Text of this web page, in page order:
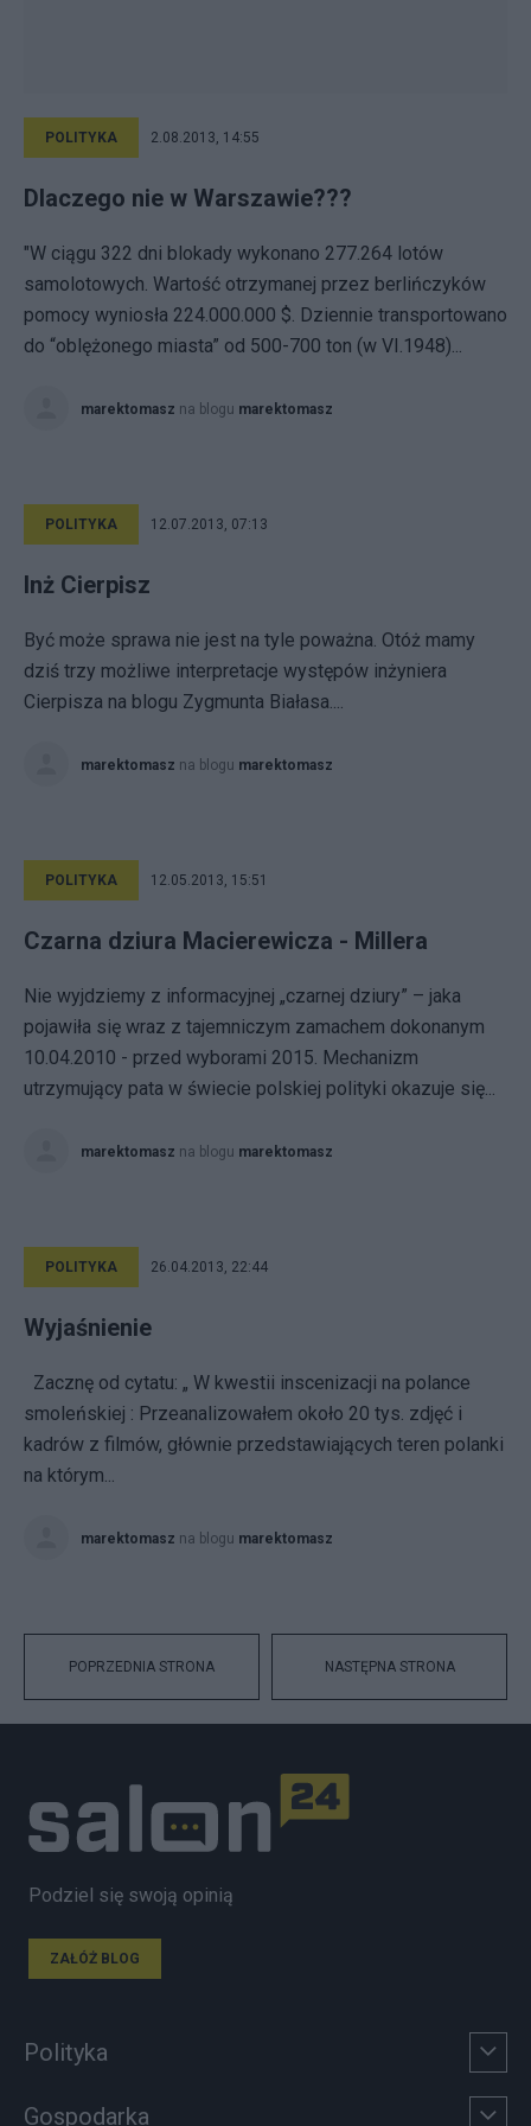
POLITYKA 2.08.2013, 14:55
Dlaczego nie w Warszawie???
"W ciągu 322 dni blokady wykonano 277.264 lotów
samolotowych. Wartość otrzymanej przez berlińczyków
pomocy wyniosła 224.000.000 $. Dziennie transportowano
do “oblężonego miasta” od 500-700 ton (w VI.1948)...
marektomasz na blogu marektomasz
POLITYKA 12.07.2013, 07:13
Inż Cierpisz
Być może sprawa nie jest na tyle poważna. Otóż mamy
dziś trzy możliwe interpretacje występów inżyniera
Cierpisza na blogu Zygmunta Białasa....
marektomasz na blogu marektomasz
POLITYKA 12.05.2013, 15:51
Czarna dziura Macierewicza - Millera
Nie wyjdziemy z informacyjnej „czarnej dziury” – jaka
pojawiła się wraz z tajemniczym zamachem dokonanym
10.04.2010 - przed wyborami 2015. Mechanizm
utrzymujący pata w świecie polskiej polityki okazuje się...
marektomasz na blogu marektomasz
POLITYKA 26.04.2013, 22:44
Wyjaśnienie
Zacznę od cytatu: „ W kwestii inscenizacji na polance
smoleńskiej : Przeanalizowałem około 20 tys. zdjęć i
kadrów z filmów, głównie przedstawiających teren polanki
na którym...
marektomasz na blogu marektomasz
POPRZEDNIA STRONA NASTĘPNA STRONA
Podziel się swoją opinią
ZAŁÓŻ BLOG
Polityka
Gospodarka